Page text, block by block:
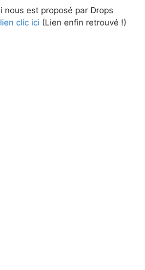
nous est proposé par Drops
clic ici (Lien enfin retrouvé !)